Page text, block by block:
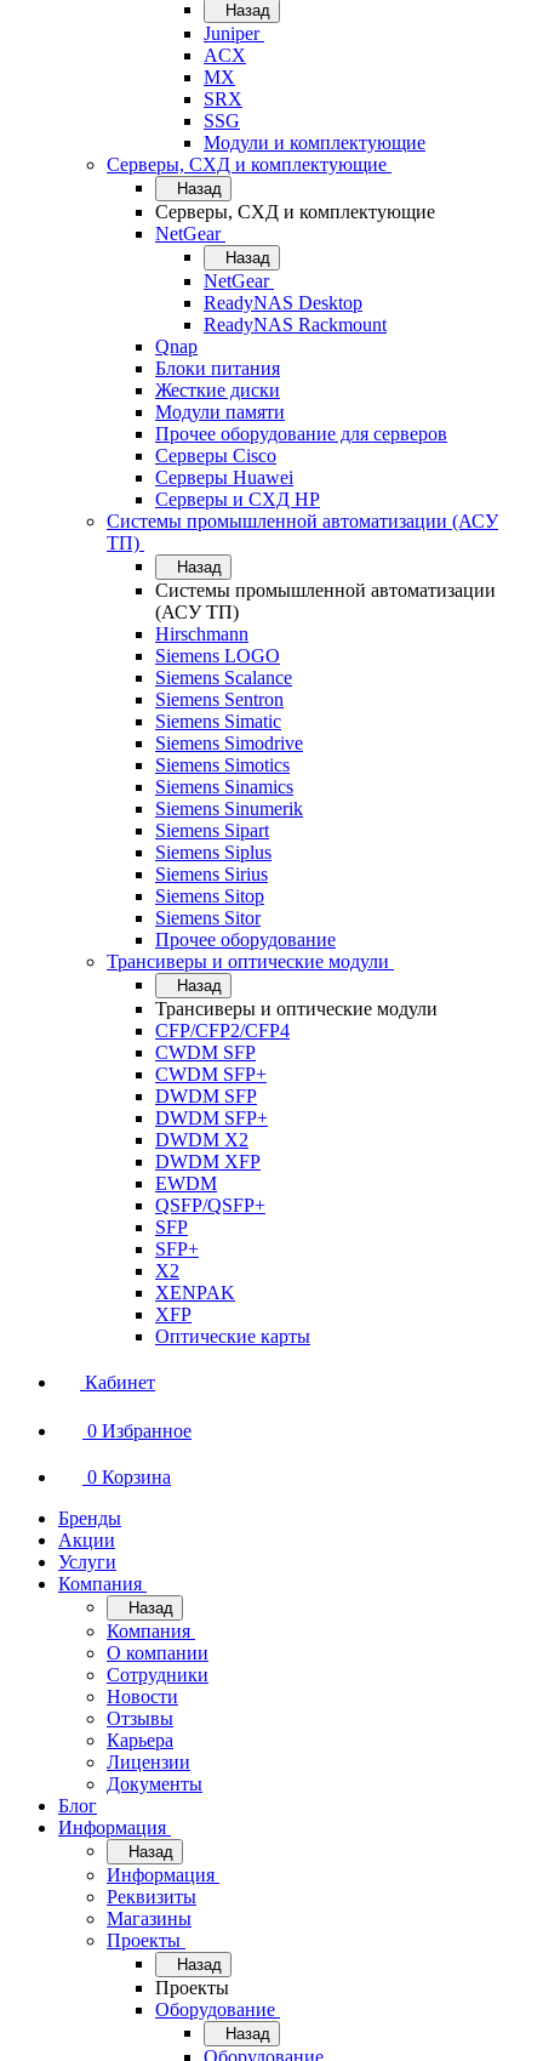
Назад
Juniper
ACX
MX
SRX
SSG
Модули и комплектующие
Серверы, СХД и комплектующие
Назад
Серверы, СХД и комплектующие
NetGear
Назад
NetGear
ReadyNAS Desktop
ReadyNAS Rackmount
Qnap
Блоки питания
Жесткие диски
Модули памяти
Прочее оборудование для серверов
Серверы Cisco
Серверы Huawei
Серверы и СХД HP
Системы промышленной автоматизации (АСУ
ТП)
Назад
Системы промышленной автоматизации
(АСУ ТП)
Hirschmann
Siemens LOGO
Siemens Scalance
Siemens Sentron
Siemens Simatic
Siemens Simodrive
Siemens Simotics
Siemens Sinamics
Siemens Sinumerik
Siemens Sipart
Siemens Siplus
Siemens Sirius
Siemens Sitop
Siemens Sitor
Прочее оборудование
Трансиверы и оптические модули
Назад
Трансиверы и оптические модули
CFP/CFP2/CFP4
CWDM SFP
CWDM SFP+
DWDM SFP
DWDM SFP+
DWDM X2
DWDM XFP
EWDM
QSFP/QSFP+
SFP
SFP+
X2
XENPAK
XFP
Оптические карты
Кабинет
0 Избранное
0 Корзина
Бренды
Акции
Услуги
Компания
Назад
Компания
О компании
Сотрудники
Новости
Отзывы
Карьера
Лицензии
Документы
Блог
Информация
Назад
Информация
Реквизиты
Магазины
Проекты
Назад
Проекты
Оборудование
Назад
Оборудование